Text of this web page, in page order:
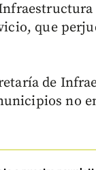
que
de
no